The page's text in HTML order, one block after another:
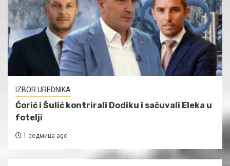
IZBOR UREDNIKA
Ćorić i Šulić kontrirali Dodiku i sačuvali Eleka u
fotelji
1 седмица ago